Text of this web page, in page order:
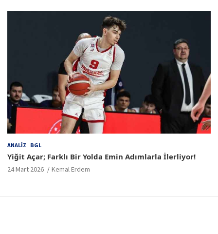
ANALIZ BGL
Yiğit Açar; Farklı Bir Yolda Emin Adımlarla İlerliyor!
24 Mart 2026 Kemal Erdem